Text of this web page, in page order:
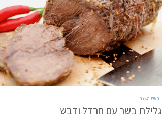
ראש השנה
גלילת בשר עם חרדל ודבש